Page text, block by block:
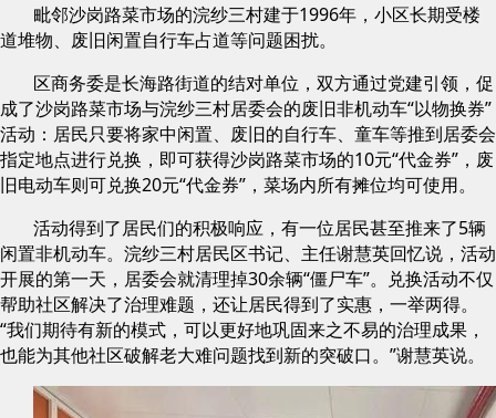
毗邻沙岗路菜市场的浣纱三村建于1996年，小区长期受楼
道堆物、废旧闲置自行车占道等问题困扰。
区商务委是长海路街道的结对单位，双方通过党建引领，促
成了沙岗路菜市场与浣纱三村居委会的废旧非机动车“以物换券”
活动：居民只要将家中闲置、废旧的自行车、童车等推到居委会
指定地点进行兑换，即可获得沙岗路菜市场的10元“代金券”，废
旧电动车则可兑换20元“代金券”，菜场内所有摊位均可使用。
活动得到了居民们的积极响应，有一位居民甚至推来了5辆
闲置非机动车。浣纱三村居民区书记、主任谢慧英回忆说，活动
开展的第一天，居委会就清理掉30余辆“僵尸车”。兑换活动不仅
帮助社区解决了治理难题，还让居民得到了实惠，一举两得。
“我们期待有新的模式，可以更好地巩固来之不易的治理成果，
也能为其他社区破解老大难问题找到新的突破口。”谢慧英说。